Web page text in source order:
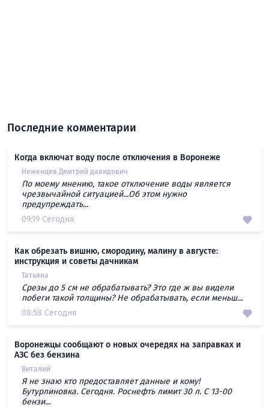
Последние комментарии
Когда включат воду после отключения в Воронеже
Неженцев Дмитрий давидович
По моему мнению, такое отключение воды является
чрезвычайной ситуацией...Об этом нужно
предупреждать...
09:19 Сегодня
Как обрезать вишню, смородину, малину в августе:
инструкция и советы дачникам
Татьяна
Срезы до 5 см не обрабатывать? Это где ж вы видели
побеги такой толщины? Не обрабатывать, если меньш...
08:58 Сегодня
Воронежцы сообщают о новых очередях на заправках и
АЗС без бензина
Виталий
Я не знаю кто предоставляет данные и кому!
Бутурлиновка. Сегодня. Роснефть лимит 30 л. С 13-00
бензи...